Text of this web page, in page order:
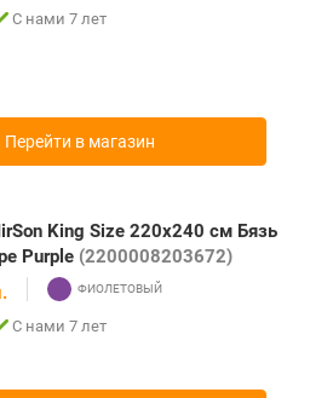
С нами 7 лет
Перейти в магазин
King Size 220х240 см Бязь
Purple (2200008203672)
С нами 7 лет